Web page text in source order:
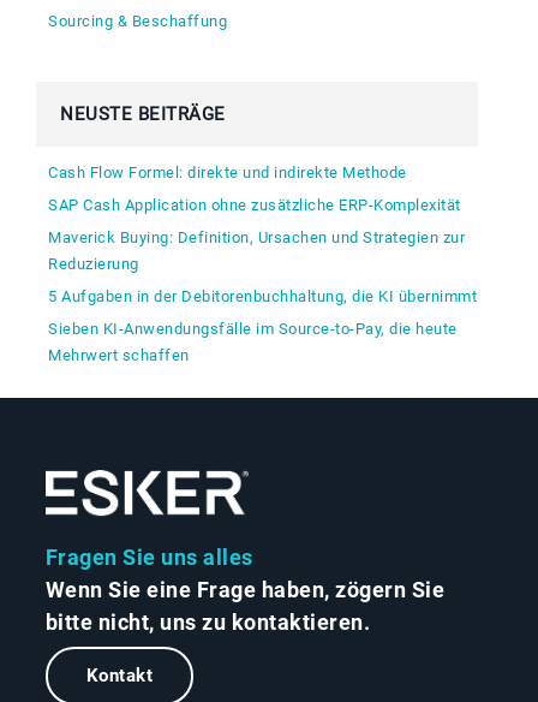
Sourcing & Beschaffung
NEUSTE BEITRÄGE
Cash Flow Formel: direkte und indirekte Methode
SAP Cash Application ohne zusätzliche ERP-Komplexität
Maverick Buying: Definition, Ursachen und Strategien zur
Reduzierung
5 Aufgaben in der Debitorenbuchhaltung, die KI übernimmt
Sieben KI-Anwendungsfälle im Source-to-Pay, die heute
Mehrwert schaffen
Fragen Sie uns alles
Wenn Sie eine Frage haben, zögern Sie
bitte nicht, uns zu kontaktieren.
Kontakt